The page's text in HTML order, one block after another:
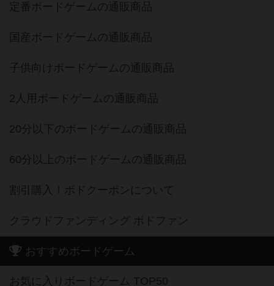
定番ボードゲームの通販商品
国産ボードゲームの通販商品
子供向けボードゲームの通販商品
2人用ボードゲームの通販商品
20分以下のボードゲームの通販商品
60分以上のボードゲームの通販商品
割引購入！ボドクーポンについて
クラウドファンディング ボドファン
おすすめボードゲーム
お気に入りボードゲーム TOP50